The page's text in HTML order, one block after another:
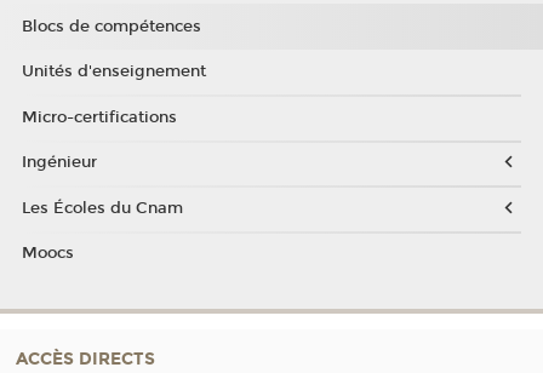
Blocs de compétences
Unités d'enseignement
Micro-certifications
Ingénieur
Les Écoles du Cnam
Moocs
ACCÈS DIRECTS